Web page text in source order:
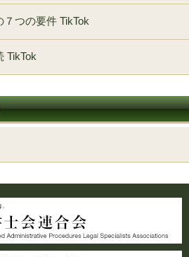
つの要件 TikTok
TikTok